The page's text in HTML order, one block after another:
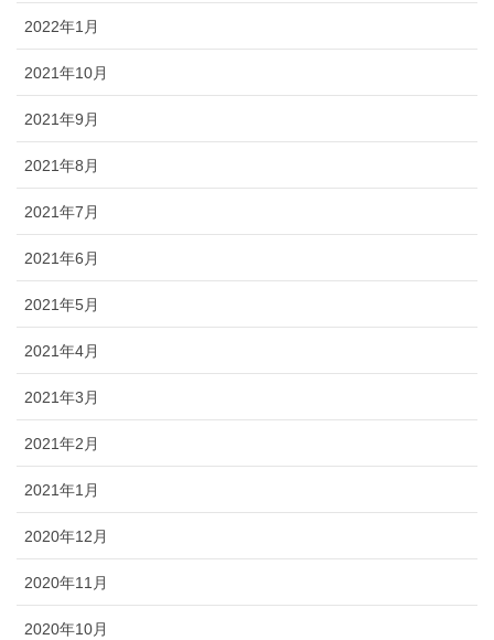
2022年1月
2021年10月
2021年9月
2021年8月
2021年7月
2021年6月
2021年5月
2021年4月
2021年3月
2021年2月
2021年1月
2020年12月
2020年11月
2020年10月